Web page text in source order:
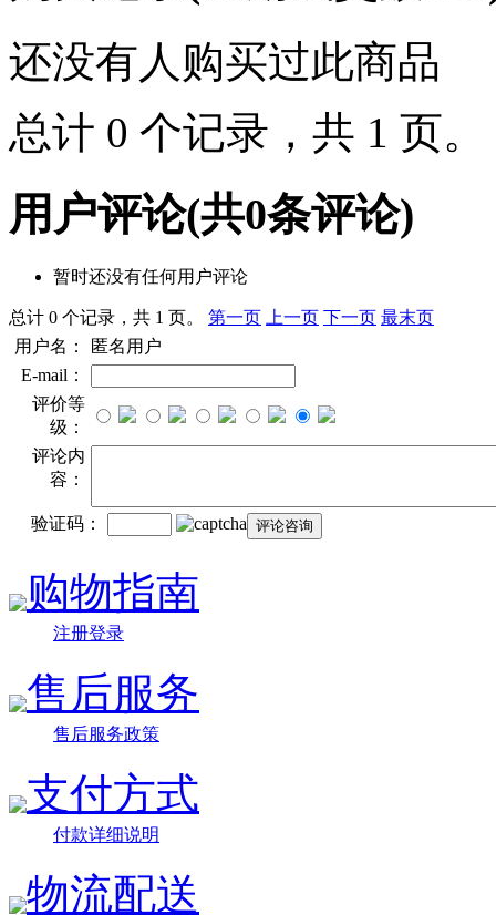
还没有人购买过此商品
总计 0 个记录，共 1 页。
用户评论(共0条评论)
暂时还没有任何用户评论
总计 0 个记录，共 1 页。 第一页 上一页 下一页 最末页
用户名：
匿名用户
E-mail：
评价等
级：
评论内
容：
验证码：
购物指南
注册登录
售后服务
售后服务政策
支付方式
付款详细说明
物流配送